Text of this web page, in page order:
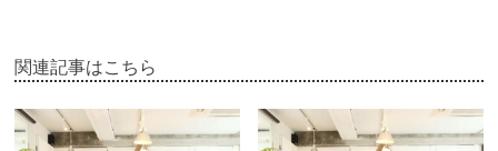
関連記事はこちら